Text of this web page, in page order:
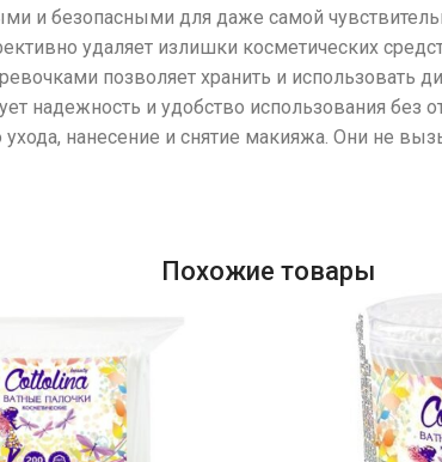
и безопасными для даже самой
удаляет излишки косметических
позволяет хранить и
надежность и удобство использования без
нанесение и снятие макияжа. Они не
Похожие товары